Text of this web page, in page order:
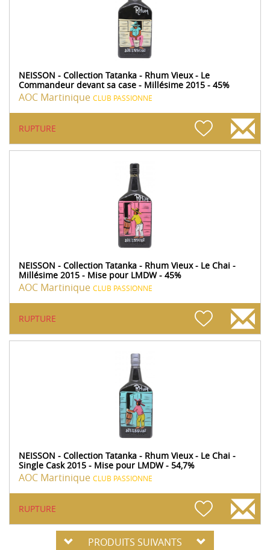
NEISSON - Collection Tatanka - Rhum Vieux - Le
Commandeur devant sa case - Millésime 2015 - 45%
AOC Martinique CLUB PASSIONNE
RUPTURE
NEISSON - Collection Tatanka - Rhum Vieux - Le Chai -
Millésime 2015 - Mise pour LMDW - 45%
AOC Martinique CLUB PASSIONNE
RUPTURE
NEISSON - Collection Tatanka - Rhum Vieux - Le Chai -
Single Cask 2015 - Mise pour LMDW - 54,7%
AOC Martinique CLUB PASSIONNE
RUPTURE
PRODUITS SUIVANTS